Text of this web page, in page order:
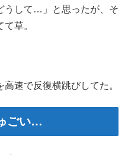
うして…」と思ったが、そ
草。
速で反復横跳びしてた。
ごい…